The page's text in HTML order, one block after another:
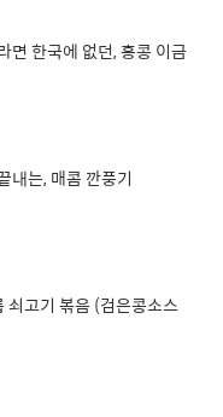
면 한국에 없던, 홍콩 이금
내는, 매콤 깐풍기
쇠고기 볶음 (검은콩소스